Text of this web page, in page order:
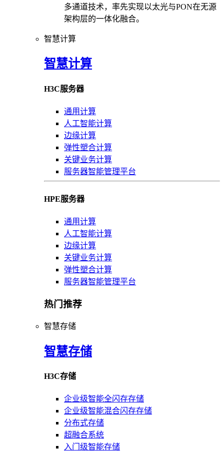
多通道技术，率先实现以太光与PON在无源
架构层的一体化融合。
智慧计算
智慧计算
H3C服务器
通用计算
人工智能计算
边缘计算
弹性塑合计算
关键业务计算
服务器智能管理平台
HPE服务器
通用计算
人工智能计算
边缘计算
关键业务计算
弹性塑合计算
服务器智能管理平台
热门推荐
智慧存储
智慧存储
H3C存储
企业级智能全闪存存储
企业级智能混合闪存存储
分布式存储
超融合系统
入门级智能存储